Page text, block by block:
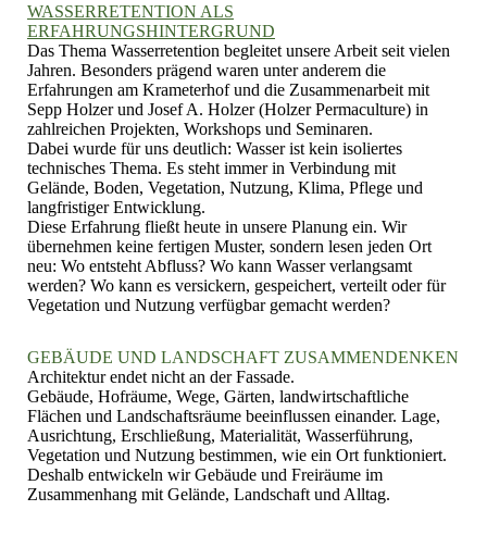
WASSERRETENTION ALS
ERFAHRUNGSHINTERGRUND
Das Thema Wasserretention begleitet unsere Arbeit seit vielen
Jahren. Besonders prägend waren unter anderem die
Erfahrungen am Krameterhof und die Zusammenarbeit mit
Sepp Holzer und Josef A. Holzer (Holzer Permaculture) in
zahlreichen Projekten, Workshops und Seminaren.
Dabei wurde für uns deutlich: Wasser ist kein isoliertes
technisches Thema. Es steht immer in Verbindung mit
Gelände, Boden, Vegetation, Nutzung, Klima, Pflege und
langfristiger Entwicklung.
Diese Erfahrung fließt heute in unsere Planung ein. Wir
übernehmen keine fertigen Muster, sondern lesen jeden Ort
neu: Wo entsteht Abfluss? Wo kann Wasser verlangsamt
werden? Wo kann es versickern, gespeichert, verteilt oder für
Vegetation und Nutzung verfügbar gemacht werden?
GEBÄUDE UND LANDSCHAFT ZUSAMMENDENKEN
Architektur endet nicht an der Fassade.
Gebäude, Hofräume, Wege, Gärten, landwirtschaftliche
Flächen und Landschaftsräume beeinflussen einander. Lage,
Ausrichtung, Erschließung, Materialität, Wasserführung,
Vegetation und Nutzung bestimmen, wie ein Ort funktioniert.
Deshalb entwickeln wir Gebäude und Freiräume im
Zusammenhang mit Gelände, Landschaft und Alltag.